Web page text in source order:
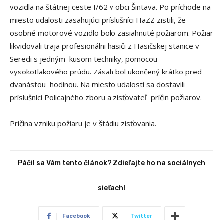
vozidla na štátnej ceste I/62 v obci Šintava. Po príchode na
miesto udalosti zasahujúci príslušníci HaZZ zistili, že
osobné motorové vozidlo bolo zasiahnuté požiarom. Požiar
likvidovali traja profesionálni hasiči z Hasičskej stanice v
Seredi s jedným kusom techniky, pomocou
vysokotlakového prúdu. Zásah bol ukončený krátko pred
dvanástou hodinou. Na miesto udalosti sa dostavili
príslušníci Policajného zboru a zisťovateľ príčin požiarov.
Príčina vzniku požiaru je v štádiu zisťovania.
Páčil sa Vám tento článok? Zdieľajte ho na sociálnych
sieťach!
Facebook Twitter